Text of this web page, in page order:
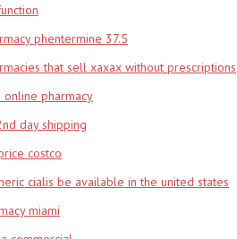
phentermine 37.5
that sell xaxax without prescriptions
pharmacy
day shipping
costco
cialis be available in the united states
miami